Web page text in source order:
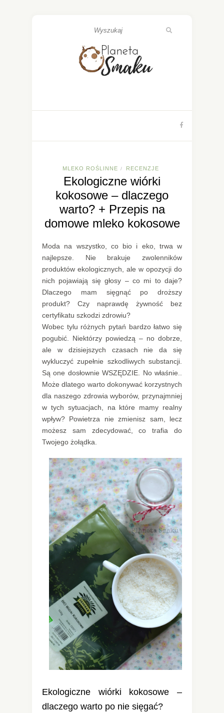
MLEKO ROŚLINNE / RECENZJE
Ekologiczne wiórki
kokosowe – dlaczego
warto? + Przepis na
domowe mleko kokosowe
Moda na wszystko, co bio i eko, trwa w
najlepsze. Nie brakuje zwolenników
produktów ekologicznych, ale w opozycji do
nich pojawiają się głosy – co mi to daje?
Dlaczego mam sięgnąć po droższy
produkt? Czy naprawdę żywność bez
certyfikatu szkodzi zdrowiu?
Wobec tylu różnych pytań bardzo łatwo się
pogubić. Niektórzy powiedzą – no dobrze,
ale w dzisiejszych czasach nie da się
wykluczyć zupełnie szkodliwych substancji.
Są one dosłownie WSZĘDZIE. No właśnie..
Może dlatego warto dokonywać korzystnych
dla naszego zdrowia wyborów, przynajmniej
w tych sytuacjach, na które mamy realny
wpływ? Powietrza nie zmienisz sam, lecz
możesz sam zdecydować, co trafia do
Twojego żołądka.
Ekologiczne wiórki kokosowe –
dlaczego warto po nie sięgać?